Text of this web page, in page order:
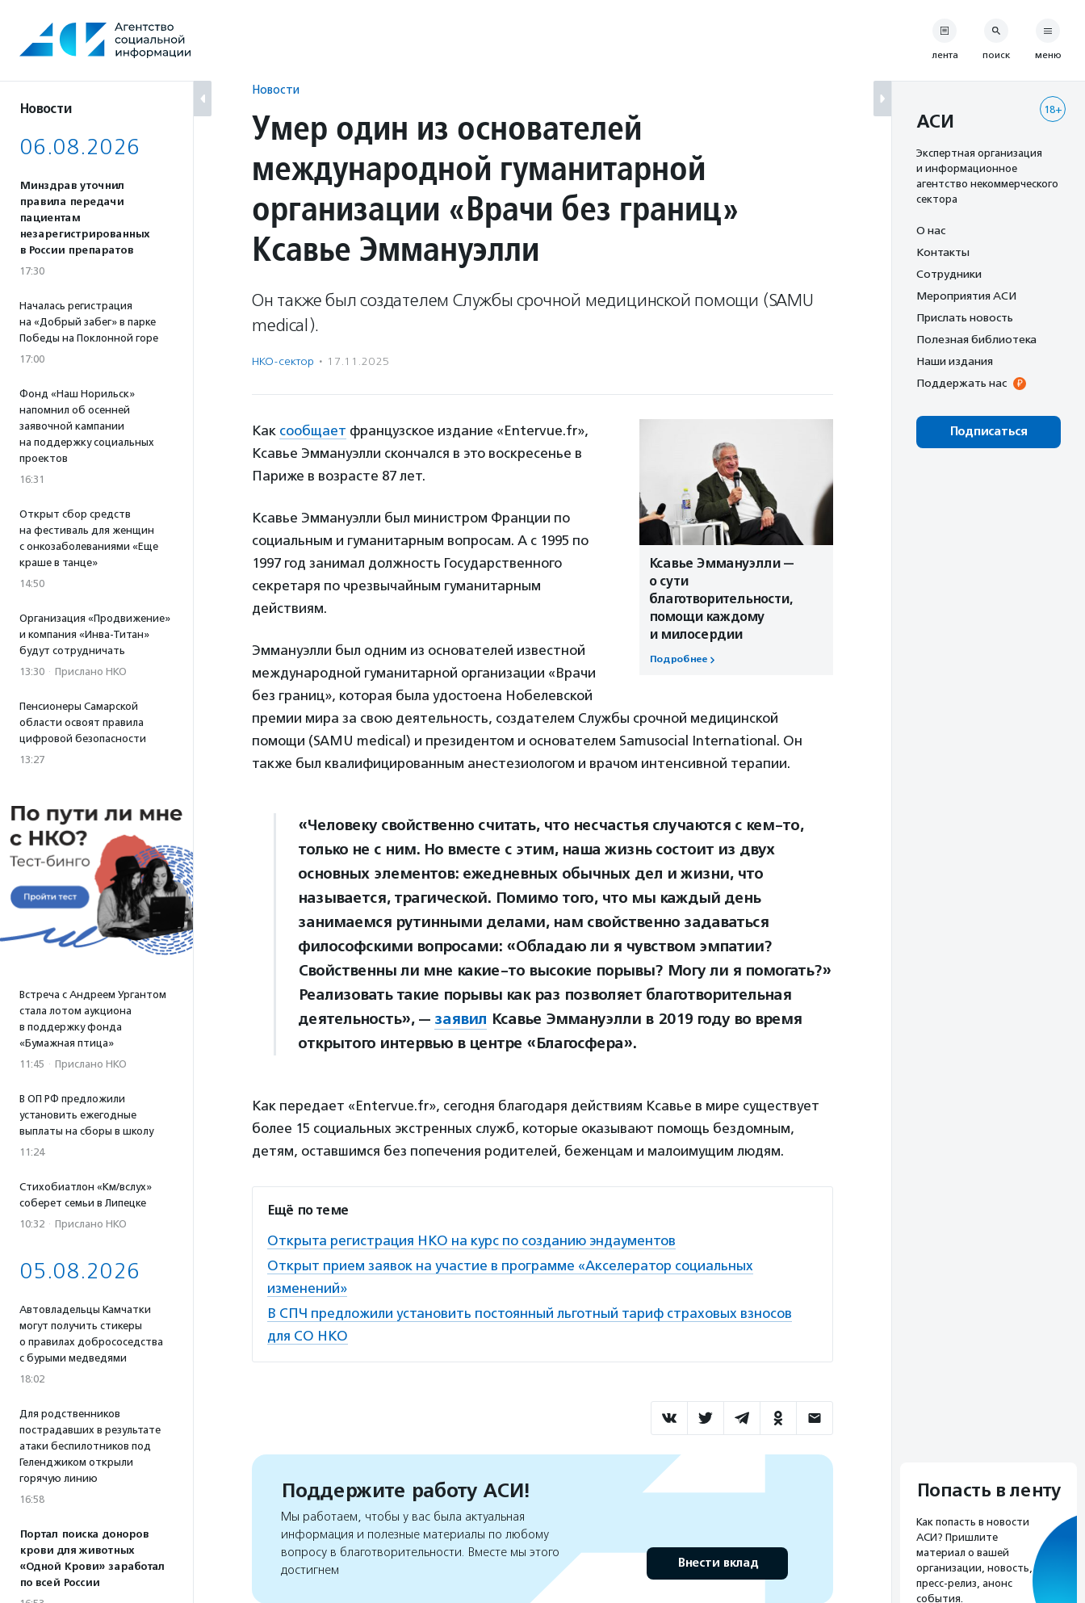
содержанию
Новости
06.08.2026
Минздрав уточнил
правила передачи
пациентам
незарегистрированных
в России препаратов
17:30
Началась регистрация
на «Добрый забег» в парке
Победы на Поклонной горе
17:00
Фонд «Наш Норильск»
напомнил об осенней
заявочной кампании
на поддержку социальных
проектов
16:31
Открыт сбор средств
на фестиваль для женщин
с онкозаболеваниями «Еще
краше в танце»
14:50
Организация «Продвижение»
и компания «Инва-Титан»
будут сотрудничать
13:30 · Прислано НКО
Пенсионеры Самарской
области освоят правила
цифровой безопасности
13:27
Встреча с Андреем Ургантом
стала лотом аукциона
в поддержку фонда
«Бумажная птица»
11:45 · Прислано НКО
В ОП РФ предложили
установить ежегодные
выплаты на сборы в школу
11:24
Стихобиатлон «Км/вслух»
соберет семьи в Липецке
10:32 · Прислано НКО
05.08.2026
Автовладельцы Камчатки
могут получить стикеры
о правилах добрососедства
с бурыми медведями
18:02
Для родственников
пострадавших в результате
атаки беспилотников под
Геленджиком открыли
горячую линию
16:58
Портал поиска доноров
крови для животных
«Одной Крови» заработал
по всей России
Новости
Умер один из основателей
международной гуманитарной
организации «Врачи без границ»
Ксавье Эммануэлли
Он также был создателем Службы срочной медицинской помощи (SAMU
medical).
НКО-сектор · 17.11.2025
Ксавье Эммануэлли —
о сути
благотворительности,
помощи каждому
и милосердии
Подробнее
Как сообщает французское издание «Entervue.fr»,
Ксавье Эммануэлли скончался в это воскресенье в
Париже в возрасте 87 лет.
Ксавье Эммануэлли был министром Франции по
социальным и гуманитарным вопросам. А с 1995 по
1997 год занимал должность Государственного
секретаря по чрезвычайным гуманитарным
действиям.
Эммануэлли был одним из основателей известной
международной гуманитарной организации «Врачи
без границ», которая была удостоена Нобелевской
премии мира за свою деятельность, создателем Службы срочной медицинской
помощи (SAMU medical) и президентом и основателем Samusocial International. Он
также был квалифицированным анестезиологом и врачом интенсивной терапии.
«Человеку свойственно считать, что несчастья случаются с кем-то,
только не с ним. Но вместе с этим, наша жизнь состоит из двух
основных элементов: ежедневных обычных дел и жизни, что
называется, трагической. Помимо того, что мы каждый день
занимаемся рутинными делами, нам свойственно задаваться
философскими вопросами: «Обладаю ли я чувством эмпатии?
Свойственны ли мне какие-то высокие порывы? Могу ли я помогать?»
Реализовать такие порывы как раз позволяет благотворительная
деятельность», — заявил Ксавье Эммануэлли в 2019 году во время
открытого интервью в центре «Благосфера».
Как передает «Entervue.fr», сегодня благодаря действиям Ксавье в мире существует
более 15 социальных экстренных служб, которые оказывают помощь бездомным,
детям, оставшимся без попечения родителей, беженцам и малоимущим людям.
Ещё по теме
Открыта регистрация НКО на курс по созданию эндаументов
Открыт прием заявок на участие в программе «Акселератор социальных
изменений»
В СПЧ предложили установить постоянный льготный тариф страховых взносов
для СО НКО
Поддержите работу АСИ!
Мы работаем, чтобы у вас была актуальная
информация и полезные материалы по любому
вопросу в благотворительности. Вместе мы этого
достигнем
Внести вклад
лента поиск меню
18+
АСИ
Экспертная организация
и информационное
агентство некоммерческого
сектора
О нас
Контакты
Сотрудники
Мероприятия АСИ
Прислать новость
Полезная библиотека
Наши издания
Поддержать нас
Подписаться
Попасть в ленту
Как попасть в новости
АСИ? Пришлите
материал о вашей
организации, новость,
пресс-релиз, анонс
события.